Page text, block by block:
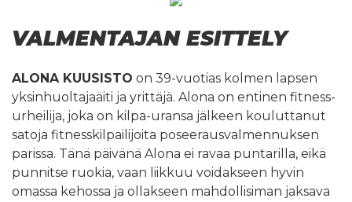
VALMENTAJAN ESITTELY
ALONA KUUSISTO on 39-vuotias kolmen lapsen
yksinhuoltajaäiti ja yrittäjä. Alona on entinen fitness-
urheilija, joka on kilpa-uransa jälkeen kouluttanut
satoja fitnesskilpailijoita poseerausvalmennuksen
parissa. Tänä päivänä Alona ei ravaa puntarilla, eikä
punnitse ruokia, vaan liikkuu voidakseen hyvin
omassa kehossa ja ollakseen mahdollisiman jaksava